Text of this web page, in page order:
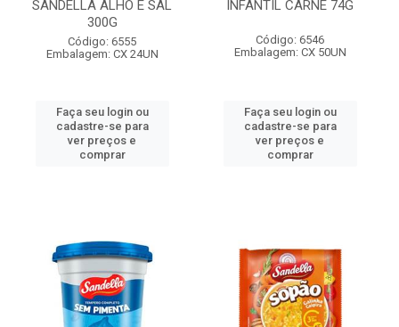
SANDELLA ALHO E SAL
300G
Código: 6555
Embalagem: CX 24UN
Faça seu login ou
cadastre-se para
ver preços e
comprar
INFANTIL CARNE 74G
Código: 6546
Embalagem: CX 50UN
Faça seu login ou
cadastre-se para
ver preços e
comprar